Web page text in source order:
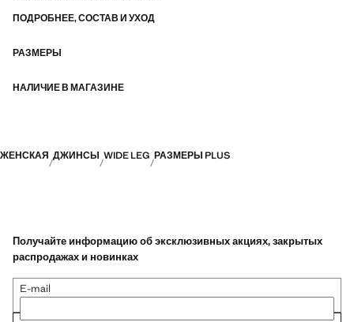
ПОДРОБНЕЕ, СОСТАВ И УХОД
РАЗМЕРЫ
НАЛИЧИЕ В МАГАЗИНЕ
ЖЕНСКАЯ ДЖИНСЫ WIDE LEG РАЗМЕРЫ PLUS
Получайте информацию об эксклюзивных акциях, закрытых
распродажах и новинках
E-mail